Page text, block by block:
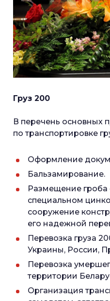
Груз 200
В перечень основных
по транспортировке
Оформление
Бальзамирование.
Размещение гроба
специальном
сооружение
его надежной
Перевозка груза
Украины, России,
Перевозка
территории
Организация